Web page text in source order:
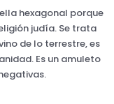
hexagonal porque
judía. Se trata
de lo terrestre, es
Es un amuleto
negativas.